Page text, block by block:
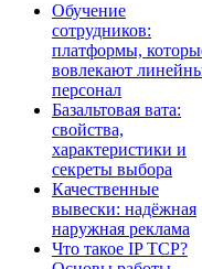
Обучение
сотрудников:
платформы,
вовлекают
персонал
Базальтовая вата:
свойства,
характеристики и
секреты выбора
Качественные
вывески: надёжная
наружная реклама
Что такое IP TCP?